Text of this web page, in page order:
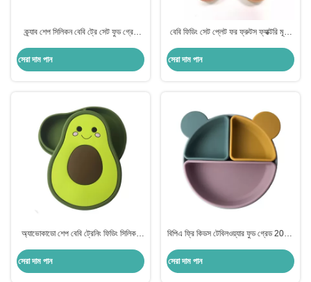
ক্র্যাব শেপ সিলিকন বেবি ট্রে সেট ফুড গ্রেড
সেরা দাম পান
বেবি ফিডিং সেট প্লেট ফর ফ্রুটস ফ্যাক্টরি মূল্য
সেরা দাম পান
অ্যাভোকাডো শেপ বেবি ট্রেনিং ফিডিং সিলিকন
সেরা দাম পান
বিপিএ ফ্রি কিডস টেবিলওয়্যার ফুড গ্রেড 2022
সেরা দাম পান